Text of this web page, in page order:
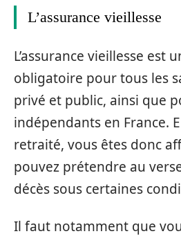
L’assurance vieillesse
L’assurance vieillesse est
obligatoire pour tous les
privé et public, ainsi que
indépendants en France.
retraité, vous êtes donc
pouvez prétendre au
décès sous certaines
Il faut notamment que